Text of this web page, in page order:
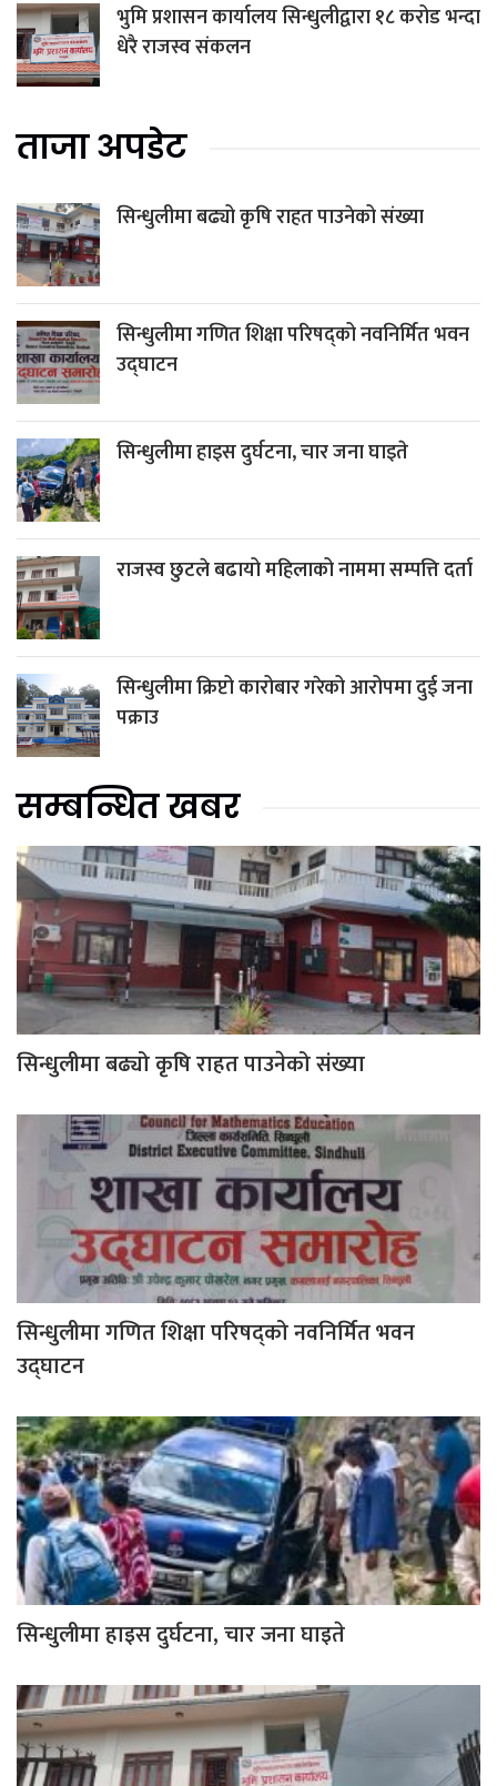
भुमि प्रशासन कार्यालय सिन्धुलीद्वारा १८ करोड भन्दा
धेरै राजस्व संकलन
ताजा अपडेट
सिन्धुलीमा बढ्यो कृषि राहत पाउनेको संख्या
सिन्धुलीमा गणित शिक्षा परिषद्को नवनिर्मित भवन
उद्घाटन
सिन्धुलीमा हाइस दुर्घटना, चार जना घाइते
राजस्व छुटले बढायो महिलाको नाममा सम्पत्ति दर्ता
सिन्धुलीमा क्रिप्टो कारोबार गरेको आरोपमा दुई जना
पक्राउ
सम्बन्धित खबर
सिन्धुलीमा बढ्यो कृषि राहत पाउनेको संख्या
सिन्धुलीमा गणित शिक्षा परिषद्को नवनिर्मित भवन
उद्घाटन
सिन्धुलीमा हाइस दुर्घटना, चार जना घाइते